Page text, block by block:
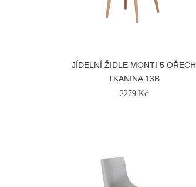
JÍDELNÍ ŽIDLE MONTI 5 OŘECH
TKANINA 13B
2279 Kč